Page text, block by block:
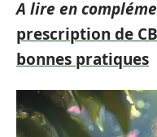
A lire en
prescription de
bonnes pratiques